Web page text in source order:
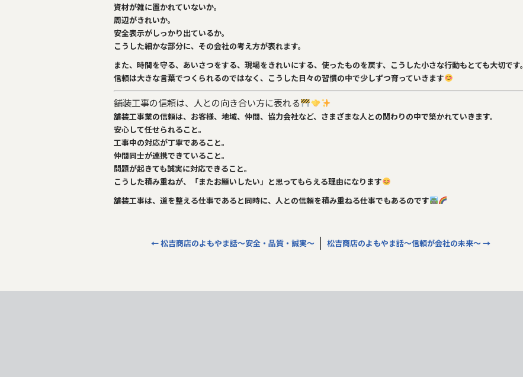
資材が雑に置かれていないか。
周辺がきれいか。
安全表示がしっかり出ているか。
こうした細かな部分に、その会社の考え方が表れます。
また、時間を守る、あいさつをする、現場をきれいにする、使ったものを戻す、こうした小さな行動もとても大切です。
信頼は大きな言葉でつくられるのではなく、こうした日々の習慣の中で少しずつ育っていきます
舗装工事の信頼は、人との向き合い方に表れる
舗装工事業の信頼は、お客様、地域、仲間、協力会社など、さまざまな人との関わりの中で築かれていきます。
安心して任せられること。
工事中の対応が丁寧であること。
仲間同士が連携できていること。
問題が起きても誠実に対応できること。
こうした積み重ねが、「またお願いしたい」と思ってもらえる理由になります
舗装工事は、道を整える仕事であると同時に、人との信頼を積み重ねる仕事でもあるのです
←松吉商店のよもやま話～安全・品質・誠実～ 松吉商店のよもやま話～信頼が会社の未来～→